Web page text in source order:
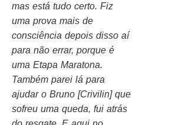
mas está tudo certo. Fiz
uma prova mais de
consciência depois disso aí
para não errar, porque é
uma Etapa Maratona.
Também parei lá para
ajudar o Bruno [Crivilin] que
sofreu uma queda, fui atrás